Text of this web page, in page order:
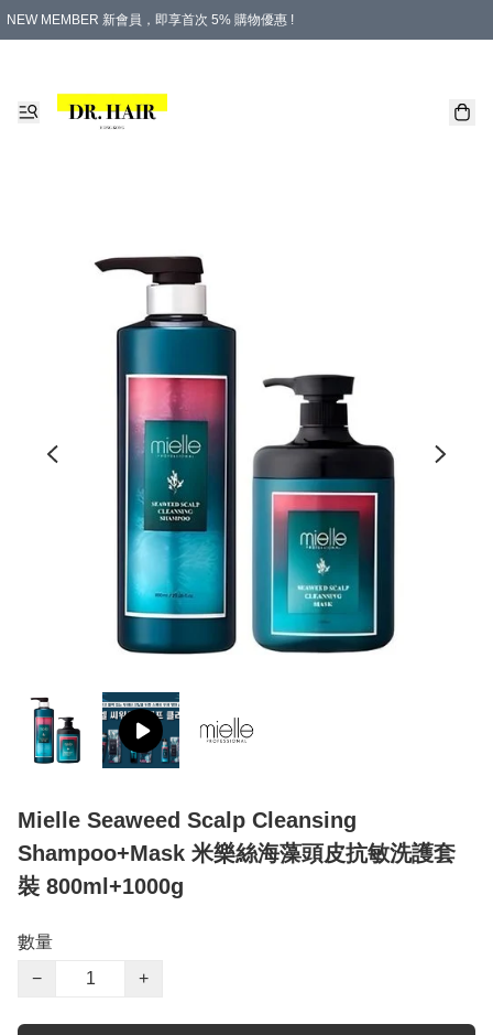
NEW MEMBER 新會員，即享首次 5% 購物優惠 !
Mielle Seaweed Scalp Cleansing
Shampoo+Mask 米樂絲海藻頭皮抗敏洗護套
裝 800ml+1000g
數量
−
+